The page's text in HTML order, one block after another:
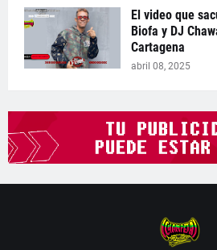
El video que
Biofa y DJ
Cartagena
abril 08, 2025